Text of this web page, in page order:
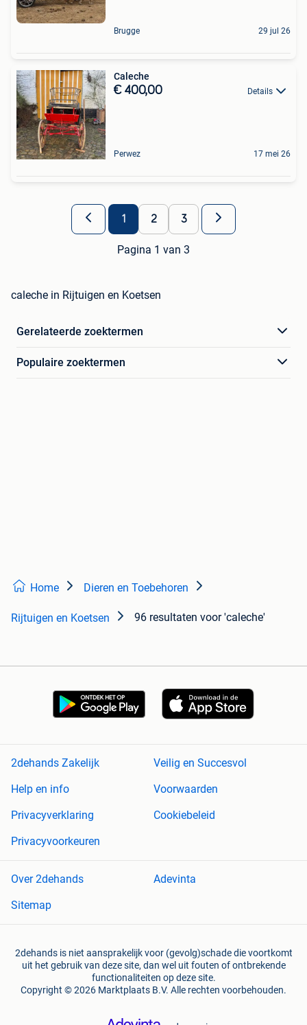
Brugge 29 jul 26
Caleche
€ 400,00 Details
Perwez 17 mei 26
1 2 3
Pagina 1 van 3
caleche in Rijtuigen en Koetsen
Gerelateerde zoektermen
Populaire zoektermen
Home Dieren en Toebehoren
Rijtuigen en Koetsen 96 resultaten voor 'caleche'
2dehands Zakelijk
Veilig en Succesvol
Help en info
Voorwaarden
Privacyverklaring
Cookiebeleid
Privacyvoorkeuren
Over 2dehands
Adevinta
Sitemap
2dehands is niet aansprakelijk voor (gevolg)schade die voortkomt
uit het gebruik van deze site, dan wel uit fouten of ontbrekende
functionaliteiten op deze site.
Copyright © 2026 Marktplaats B.V. Alle rechten voorbehouden.